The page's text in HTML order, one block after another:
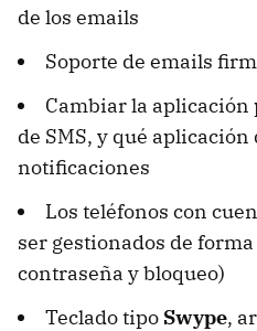
de los emails
Soporte de emails
Cambiar la aplicación
de SMS, y qué aplicación
notificaciones
Los teléfonos con
ser gestionados de
contraseña y bloqueo)
Teclado tipo Swype,